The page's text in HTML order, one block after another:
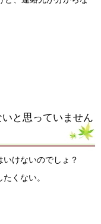
と思っていません
けないのでしょ？
くない。